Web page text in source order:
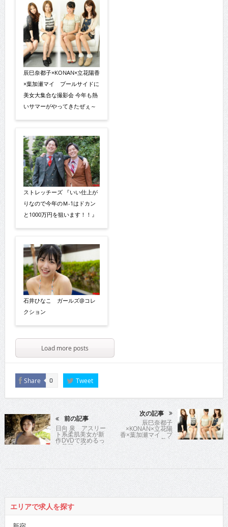
辰巳奈都子×KONAN×立花陽香
×葉加瀬マイ プールサイドに
美女大集合な撮影会 今年も熱
いサマーがやってきたぜぇ～
ストレッチーズ 『いい仕上が
りなので今年のＭ-1はドカン
と1000万円を狙います！！』
石井ひなこ ガールズ@コレ
クション
Load more posts
Share 0 Tweet
前の記事
日向 泉 アスリー
ト系柔肌美女が新
作DVDで攻めるっ
白美肌＆90センチ
Gカップグラビア
クイーン!!
次の記事
辰巳奈都子
×KONAN×立花陽
香×葉加瀬マイ プ
ールサイドに美女
大集合な撮影会 今
年も熱いサマーが
やってきたぜぇ～
エリアで求人を探す